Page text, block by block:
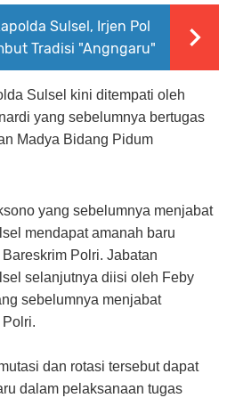
Sulsel, Irjen Pol
Tradisi "Angngaru"
Sulsel kini ditempati oleh
yang sebelumnya bertugas
Madya Bidang Pidum
yang sebelumnya menjabat
mendapat amanah baru
Polri. Jabatan
selanjutnya diisi oleh Feby
sebelumnya menjabat
dan rotasi tersebut dapat
dalam pelaksanaan tugas